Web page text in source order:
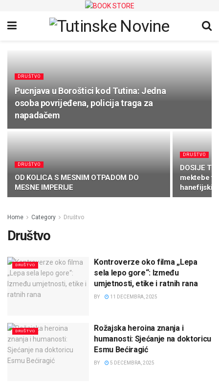
DRUŠTVO
Pucnjava u Boroštici kod Tutina: Jedna
osoba povrijeđena, policija traga za
napadačem
DRUŠTVO
OD KOLICA S MESNIM OTPADOM DO
MESNE IMPERIJE
DRUŠTVO
DOSIJE
mektebe
hanefijski
Home Category Društvo
Društvo
DRUŠTVO
Kontroverze oko filma „Lepa
sela lepo gore“: Između
umjetnosti, etike i ratnih rana
BY 11 DECEMBRA, 2025
DRUŠTVO
Rožajska heroina znanja i
humanosti: Sjećanje na doktoricu
Esmu Bećiragić
BY 5 DECEMBRA, 2025